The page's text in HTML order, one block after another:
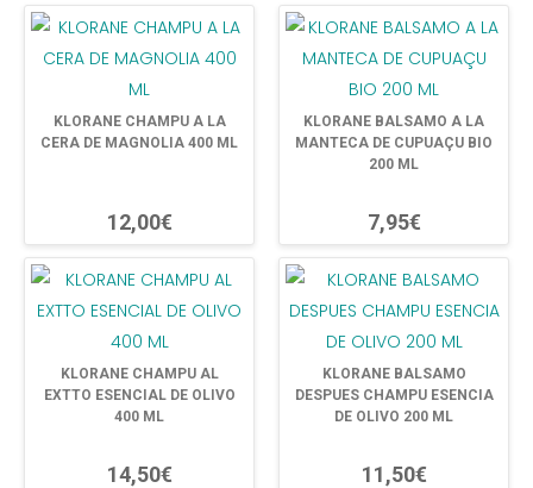
KLORANE CHAMPU A LA
CERA DE MAGNOLIA 400 ML
12,00€
KLORANE BALSAMO A LA
MANTECA DE CUPUAÇU BIO
200 ML
7,95€
KLORANE CHAMPU AL
EXTTO ESENCIAL DE OLIVO
400 ML
14,50€
KLORANE BALSAMO
DESPUES CHAMPU ESENCIA
DE OLIVO 200 ML
11,50€